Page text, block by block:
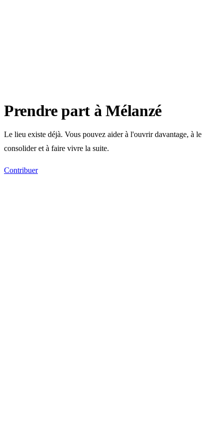
Prendre part à Mélanzé
Le lieu existe déjà. Vous pouvez aider à l'ouvrir davantage, à le
consolider et à faire vivre la suite.
Contribuer